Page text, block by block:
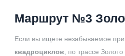
Маршрут №3
Если вы ищете незабываемое
квадроциклов , по трассе